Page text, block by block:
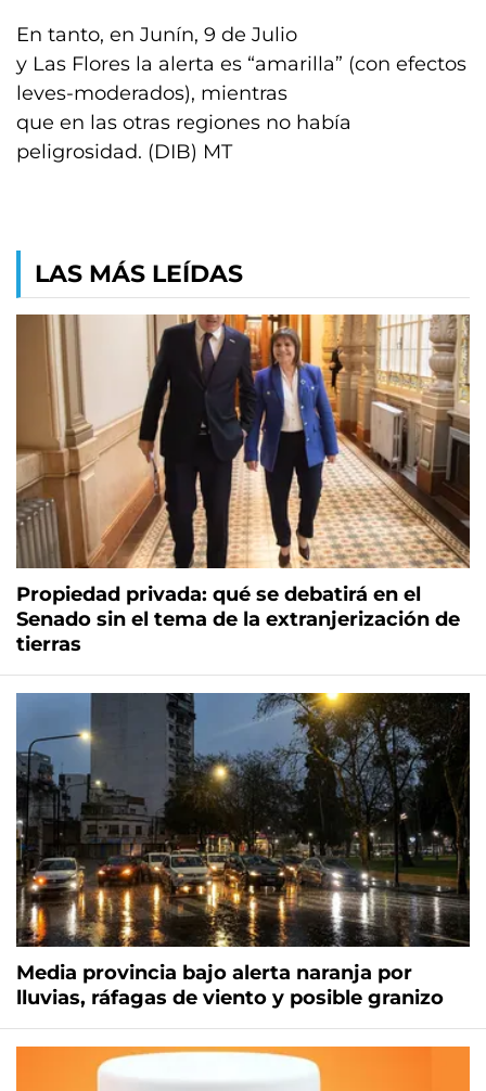
En tanto, en Junín, 9 de Julio
y Las Flores la alerta es “amarilla” (con efectos
leves-moderados), mientras
que en las otras regiones no había
peligrosidad. (DIB) MT
LAS MÁS LEÍDAS
Propiedad privada: qué se debatirá en el
Senado sin el tema de la extranjerización de
tierras
Media provincia bajo alerta naranja por
lluvias, ráfagas de viento y posible granizo